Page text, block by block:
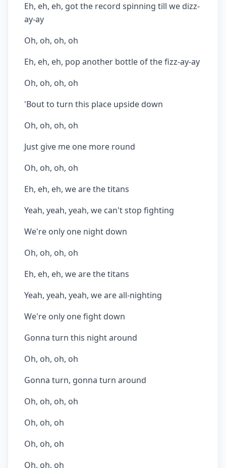
Eh, eh, eh, got the record spinning till we dizz-
ay-ay
Oh, oh, oh, oh
Eh, eh, eh, pop another bottle of the fizz-ay-ay
Oh, oh, oh, oh
'Bout to turn this place upside down
Oh, oh, oh, oh
Just give me one more round
Oh, oh, oh, oh
Eh, eh, eh, we are the titans
Yeah, yeah, yeah, we can't stop fighting
We're only one night down
Oh, oh, oh, oh
Eh, eh, eh, we are the titans
Yeah, yeah, yeah, we are all-nighting
We're only one fight down
Gonna turn this night around
Oh, oh, oh, oh
Gonna turn, gonna turn around
Oh, oh, oh, oh
Oh, oh, oh
Oh, oh, oh
Oh, oh, oh